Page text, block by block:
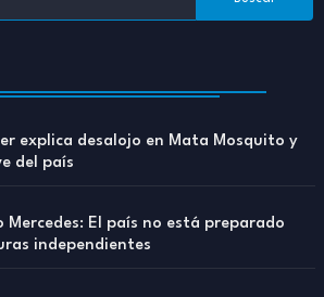
explica desalojo en Mata Mosquito y
del país
Mercedes: El país no está preparado
independientes